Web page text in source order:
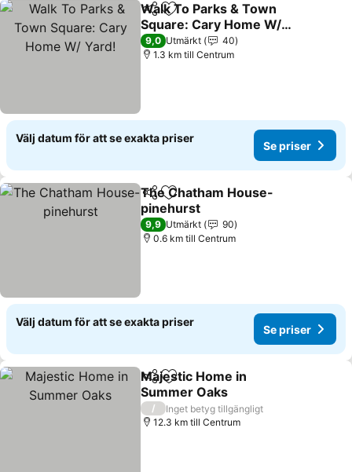
Dela Lägg till i Mina Favoriter
Walk To Parks & Town
Square: Cary Home W/
Yard!
Se priser
9,0 Utmärkt
40
1.3 km till Centrum
Välj datum för att se exakta priser
Se priser
Dela Lägg till i Mina Favoriter
The Chatham House-
pinehurst
Se priser
9,9 Utmärkt
90
0.6 km till Centrum
Välj datum för att se exakta priser
Se priser
Dela Lägg till i Mina Favoriter
Majestic Home in
Summer Oaks
Se priser
/
Inget betyg tillgängligt
12.3 km till Centrum